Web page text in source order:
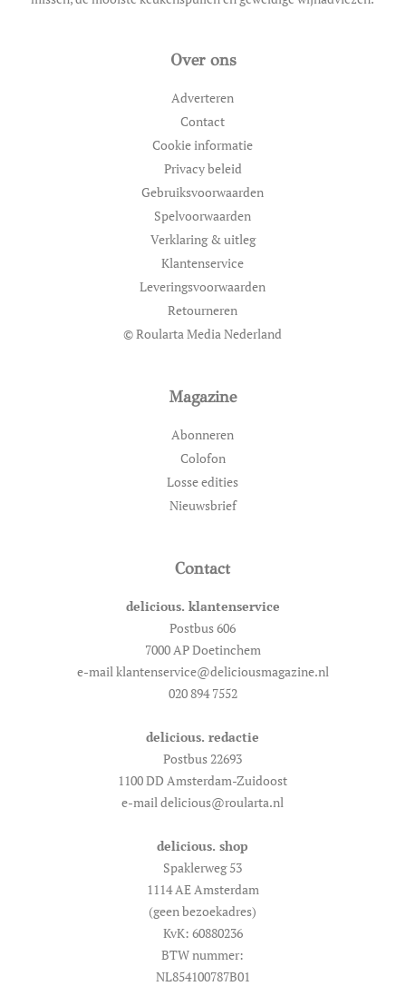
Over ons
Adverteren
Contact
Cookie informatie
Privacy beleid
Gebruiksvoorwaarden
Spelvoorwaarden
Verklaring & uitleg
Klantenservice
Leveringsvoorwaarden
Retourneren
© Roularta Media Nederland
Magazine
Abonneren
Colofon
Losse edities
Nieuwsbrief
Contact
delicious. klantenservice
Postbus 606
7000 AP Doetinchem
e-mail klantenservice@deliciousmagazine.nl
020 894 7552
delicious. redactie
Postbus 22693
1100 DD Amsterdam-Zuidoost
e-mail delicious@roularta.nl
delicious. shop
Spaklerweg 53
1114 AE Amsterdam
(geen bezoekadres)
KvK: 60880236
BTW nummer:
NL854100787B01